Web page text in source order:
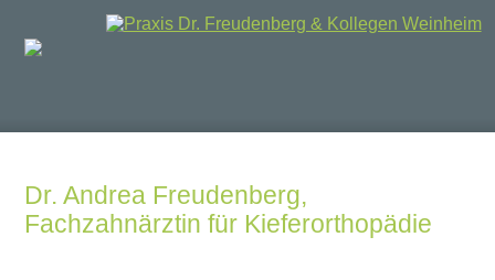
Dr. Andrea Freudenberg,
Fachzahnärztin für Kieferorthopädie